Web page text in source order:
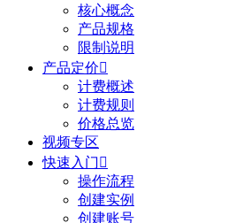
核心概念
产品规格
限制说明
产品定价
计费概述
计费规则
价格总览
视频专区
快速入门 
操作流程
创建实例
创建账号